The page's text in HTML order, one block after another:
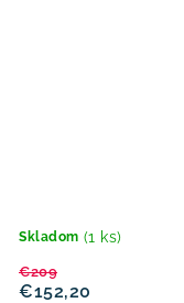
Skladom (1 ks)
€152,20
€209